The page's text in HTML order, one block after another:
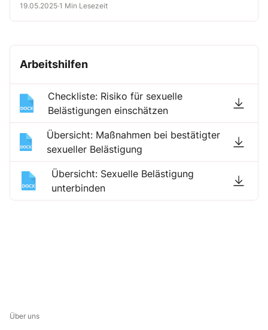
19.05.2025·1 Min Lesezeit
Arbeitshilfen
Checkliste: Risiko für sexuelle
Belästigungen einschätzen
Übersicht: Maßnahmen bei bestätigter
sexueller Belästigung
Übersicht: Sexuelle Belästigung
unterbinden
Über uns